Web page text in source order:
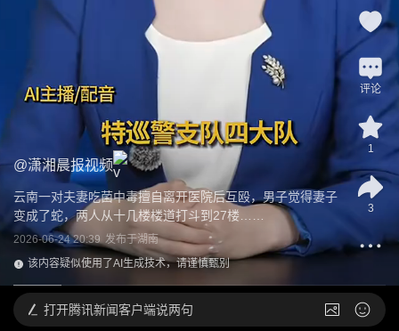
@潇湘晨报视频
云南一对夫妻吃菌中毒擅自离开医院后互殴，男子觉得妻子
变成了蛇，两人从十几楼楼道打斗到27楼……
2026-06-24 20:39 发布于湖南
该内容疑似使用了AI生成技术，请谨慎甄别
评论
1
3
打开腾讯新闻客户端说两句